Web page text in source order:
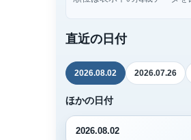
直近の日付
2026.08.02 2026.07.26
ほかの日付